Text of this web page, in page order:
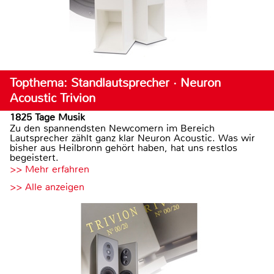
Topthema: Standlautsprecher · Neuron
Acoustic Trivion
1825 Tage Musik
Zu den spannendsten Newcomern im Bereich
Lautsprecher zählt ganz klar Neuron Acoustic. Was wir
bisher aus Heilbronn gehört haben, hat uns restlos
begeistert.
>> Mehr erfahren
>> Alle anzeigen